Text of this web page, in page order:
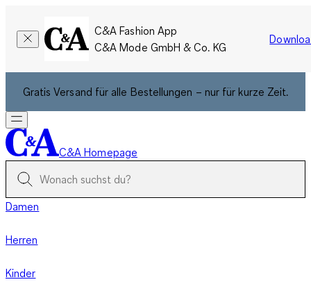
C&A Fashion App
C&A Mode GmbH & Co. KG
Gratis Versand für alle Bestellungen – nur für kurze Zeit.
C&A Homepage
Damen
Herren
Kinder